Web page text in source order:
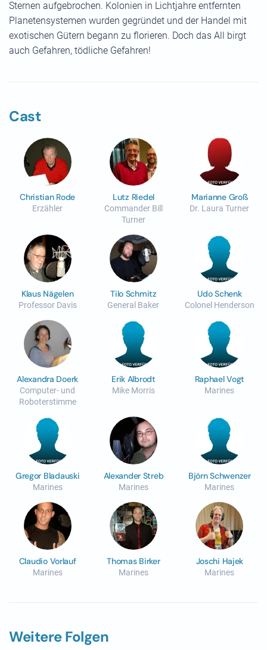
Sternen aufgebrochen. Kolonien in Lichtjahre entfernten
Planetensystemen wurden gegründet und der Handel mit
exotischen Gütern begann zu florieren. Doch das All birgt
auch Gefahren, tödliche Gefahren!
Cast
Christian Rode
Erzähler
Lutz Riedel
Commander Bill
Turner
Marianne Groß
Dr. Laura Turner
Klaus Nägelen
Professor Davis
Tilo Schmitz
General Baker
Udo Schenk
Colonel Henderson
Alexandra Doerk
Computer- und
Roboterstimme
Erik Albrodt
Mike Morris
Raphael Vogt
Marines
Gregor Bladauski
Marines
Alexander Streb
Marines
Björn Schwenzer
Marines
Claudio Vorlauf
Marines
Thomas Birker
Marines
Joschi Hajek
Marines
Weitere Folgen